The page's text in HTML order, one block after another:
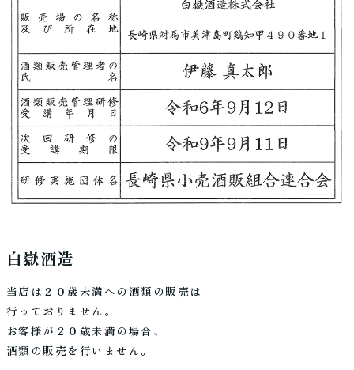
白嶽酒造
当店は２０歳未満への酒類の販売は
行っておりません。
お客様が２０歳未満の場合、
酒類の販売を行いません。